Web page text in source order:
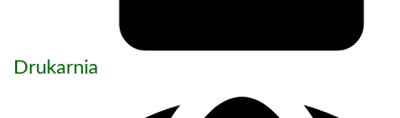
Drukarnia